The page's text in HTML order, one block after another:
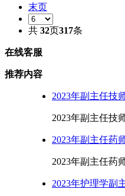
末页
共 32页317条
在线客服
推荐内容
2023年副主任技
2023年副主任技
2023年副主任药
2023年副主任药
2023年护理学副